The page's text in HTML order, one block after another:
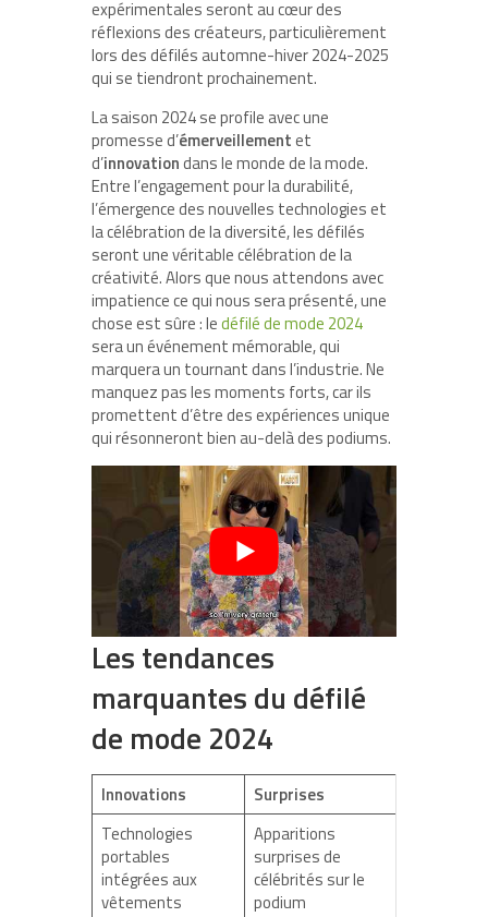
expérimentales seront au cœur des
réflexions des créateurs, particulièrement
lors des défilés automne-hiver 2024-2025
qui se tiendront prochainement.
La saison 2024 se profile avec une
promesse d’émerveillementet
d’innovationdans le monde de la mode.
Entre l’engagement pour la durabilité,
l’émergence des nouvelles technologies et
la célébration de la diversité, les défilés
seront une véritable célébration de la
créativité. Alors que nous attendons avec
impatience ce qui nous sera présenté, une
chose est sûre : ledéfilé de mode 2024
sera un événement mémorable, qui
marquera un tournant dans l’industrie. Ne
manquez pas les moments forts, car ils
promettent d’être des expériences unique
qui résonneront bien au-delà des podiums.
Les tendances
marquantes du défilé
de mode 2024
Innovations
Surprises
Technologies
portables
intégrées aux
vêtements
Apparitions
surprises de
célébrités sur le
podium